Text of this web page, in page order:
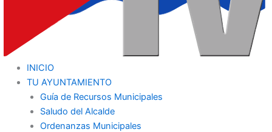
INICIO
TU AYUNTAMIENTO
Guía de Recursos Municipales
Saludo del Alcalde
Ordenanzas Municipales